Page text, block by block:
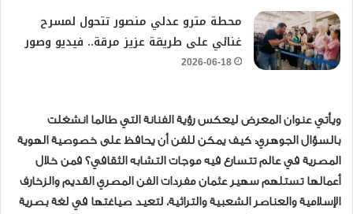
محطة مترو عدلي منصور تتحول لمسرح
غنائي على طريقة عزيز مرقة.. فيديو وصور
2026-06-18
ويأتي عنوان المعرض ليعكس رؤية الفنانة التي طالما انشغلت
بالسؤال الجوهري: كيف يمكن للفن أن يحافظ على خصوصية الهوية
المصرية في عالم تتسارع فيه موجات التشابه الثقافي؟ فمن خلال
أعمالها تستلهم سهير عثمان مفردات الفن المصري القديم والزخارف
الإسلامية والعناصر الشعبية والتراثية، لتعيد صياغتها في لغة بصرية